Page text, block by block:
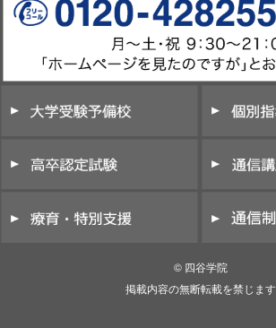
© 四谷学院
掲載内容の無断転載を禁じます